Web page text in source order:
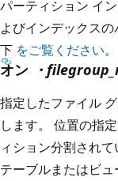
パーティション イ
よびインデックス
下 をご覧ください。
オン ・
指定したファイル
します。 位置の指
ィション分割され
テーブルまたはビ